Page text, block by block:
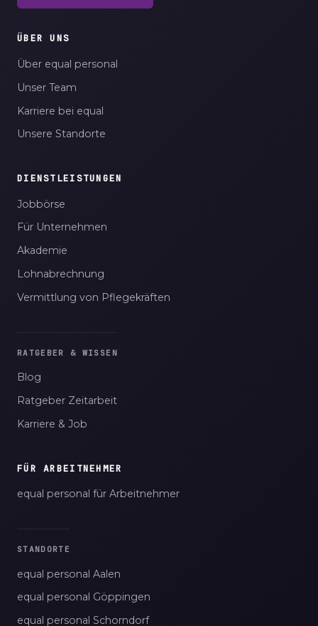
ÜBER UNS
Über equal personal
Unser Team
Karriere bei equal
Unsere Standorte
DIENSTLEISTUNGEN
Jobbörse
Für Unternehmen
Akademie
Lohnabrechnung
Vermittlung von Pflegekräften
RATGEBER & WISSEN
Blog
Ratgeber Zeitarbeit
Karriere & Job
FÜR ARBEITNEHMER
equal personal für Arbeitnehmer
STANDORTE
equal personal Aalen
equal personal Göppingen
equal personal Schorndorf